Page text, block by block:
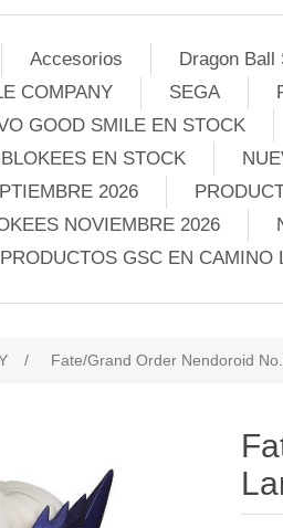
Accesorios Dragon Ball
COMPANY SEGA
GOOD SMILE EN STOCK
EN STOCK
2026
NOVIEMBRE 2026
PRODUCTOS GSC EN CAMINO
/ Fate/Grand Order Nendoroid